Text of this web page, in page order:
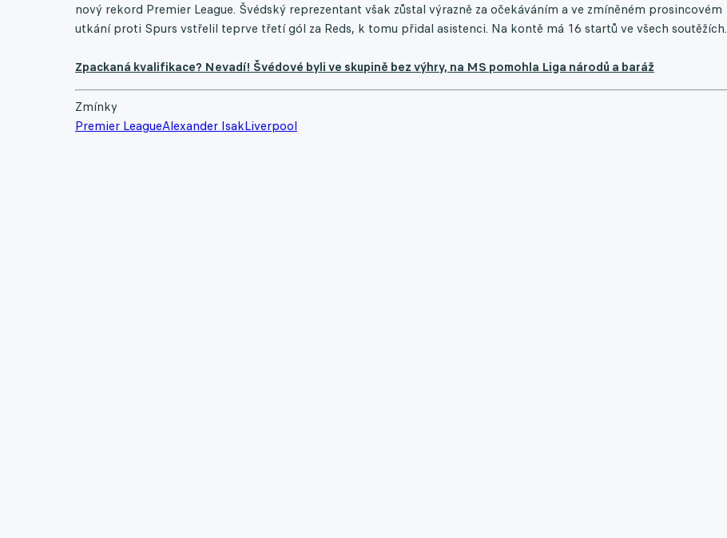
nový rekord Premier League. Švédský reprezentant však zůstal výrazně za očekáváním a ve zmíněném prosincovém
utkání proti Spurs vstřelil teprve třetí gól za Reds, k tomu přidal asistenci. Na kontě má 16 startů ve všech soutěžích.
Zpackaná kvalifikace? Nevadí! Švédové byli ve skupině bez výhry, na MS pomohla Liga národů a baráž
Zmínky
Premier LeagueAlexander IsakLiverpool